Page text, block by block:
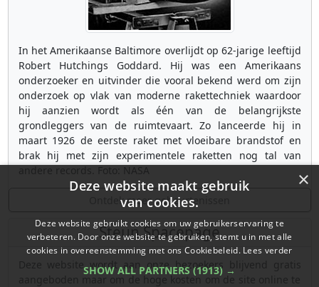
In het Amerikaanse Baltimore overlijdt op 62-jarige leeftijd
Robert Hutchings Goddard. Hij was een Amerikaans
onderzoeker en uitvinder die vooral bekend werd om zijn
onderzoek op vlak van moderne rakettechniek waardoor
hij aanzien wordt als één van de belangrijkste
grondleggers van de ruimtevaart. Zo lanceerde hij in
maart 1926 de eerste raket met vloeibare brandstof en
brak hij met zijn experimentele raketten nog tal van
Ontdek meer gebeurtenissen
Steun Spacepage
Deze website wordt aan onze bezoekers blijvend gratis
aangeboden maar om de hoge kosten om de site online te
×
Deze website maakt gebruik
van cookies.
Deze website gebruikt cookies om uw gebruikerservaring te
verbeteren. Door onze website te gebruiken, stemt u in met alle
cookies in overeenstemming met ons Cookiebeleid. Lees verder
SHOW ALL PARTNERS (1913) →